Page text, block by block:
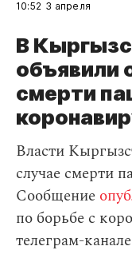
10:52 3 апреля
В
объявили
смерти
Власти
случае смерти
Сообщение
по борьбе с
телеграм-